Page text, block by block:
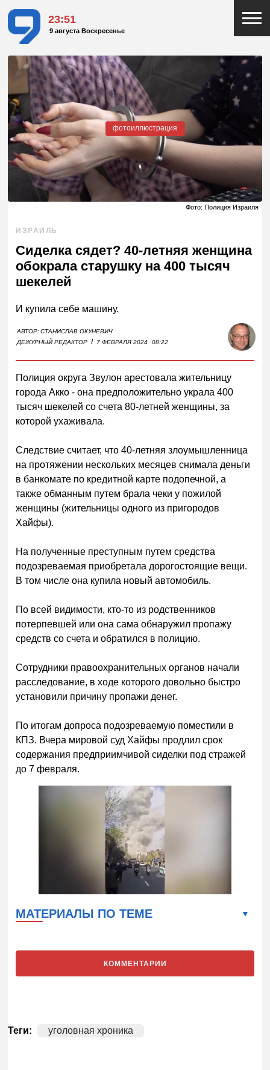
23:51
9 августа Воскресенье
фотоиллюстрация
Фото: Полиция Израиля
ИЗРАИЛЬ
Сиделка сядет? 40-летняя женщина
обокрала старушку на 400 тысяч
шекелей
И купила себе машину.
АВТОР:СТАНИСЛАВ ОКУНЕВИЧ
ДЕЖУРНЫЙ РЕДАКТОР I 7 ФЕВРАЛЯ 2024 08:22
Полиция округа Звулон арестовала жительницу
города Акко - она предположительно украла 400
тысяч шекелей со счета 80-летней женщины, за
которой ухаживала.
Следствие считает, что 40-летняя злоумышленница
на протяжении нескольких месяцев снимала деньги
в банкомате по кредитной карте подопечной, а
также обманным путем брала чеки у пожилой
женщины (жительницы одного из пригородов
Хайфы).
На полученные преступным путем средства
подозреваемая приобретала дорогостоящие вещи.
В том числе она купила новый автомобиль.
По всей видимости, кто-то из родственников
потерпевшей или она сама обнаружил пропажу
средств со счета и обратился в полицию.
Сотрудники правоохранительных органов начали
расследование, в ходе которого довольно быстро
установили причину пропажи денег.
По итогам допроса подозреваемую поместили в
КПЗ. Вчера мировой суд Хайфы продлил срок
содержания предприимчивой сиделки под стражей
до 7 февраля.
МАТЕРИАЛЫ ПО ТЕМЕ
КОММЕНТАРИИ
Теги: уголовная хроника